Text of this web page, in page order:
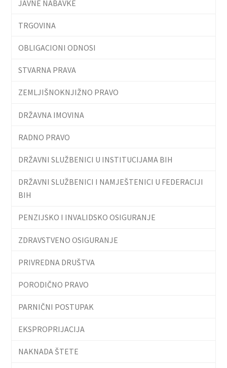
JAVNE NABAVKE
TRGOVINA
OBLIGACIONI ODNOSI
STVARNA PRAVA
ZEMLJIŠNOKNJIŽNO PRAVO
DRŽAVNA IMOVINA
RADNO PRAVO
DRŽAVNI SLUŽBENICI U INSTITUCIJAMA BIH
DRŽAVNI SLUŽBENICI I NAMJEŠTENICI U FEDERACIJI
BIH
PENZIJSKO I INVALIDSKO OSIGURANJE
ZDRAVSTVENO OSIGURANJE
PRIVREDNA DRUŠTVA
PORODIČNO PRAVO
PARNIČNI POSTUPAK
EKSPROPRIJACIJA
NAKNADA ŠTETE